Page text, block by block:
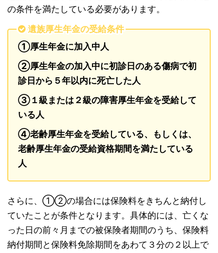
の条件を満たしている必要があります。
遺族厚生年金の受給条件
①厚生年金に加入中人
②厚生年金の加入中に初診日のある傷病で初
診日から５年以内に死亡した人
③１級または２級の障害厚生年金を受給して
いる人
④老齢厚生年金を受給している、もしくは、
老齢厚生年金の受給資格期間を満たしている
人
さらに、①②の場合には保険料をきちんと納付し
ていたことが条件となります。具体的には、亡くな
った日の前々月までの被保険者期間のうち、保険料
納付期間と保険料免除期間をあわて３分の２以上で